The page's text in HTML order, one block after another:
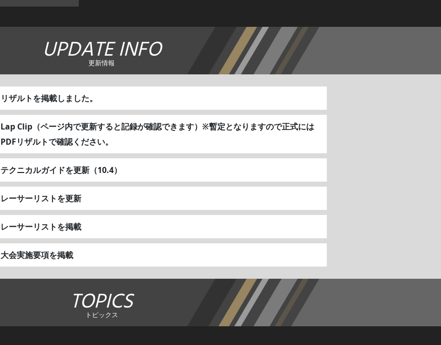
UPDATE INFO
更新情報
リザルトを掲載しました。
Lap Clip（ページ内で更新すると記録が確認できます）※暫定となりますので正式には
PDFリザルトで確認ください。
テクニカルガイドを更新（10.4）
レーサーリストを更新
レーサーリストを掲載
大会実施要項を掲載
TOPICS
トピックス